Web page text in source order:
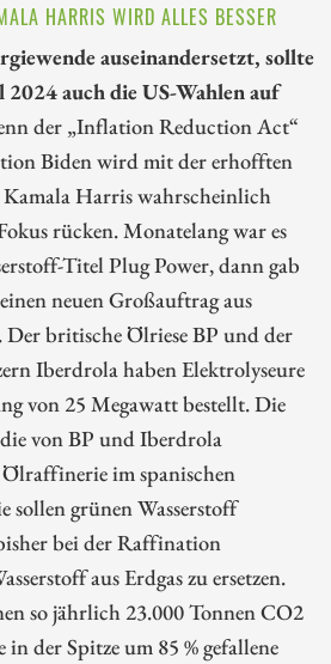
HARRIS WIRD ALLES BESSER
auseinandersetzt, sollte
auch die US-Wahlen auf
der „Inflation Reduction Act“
Biden wird mit der erhofften
Harris wahrscheinlich
rücken. Monatelang war es
Titel Plug Power, dann gab
neuen Großauftrag aus
Der britische Ölriese BP und der
Iberdrola haben Elektrolyseure
von 25 Megawatt bestellt. Die
von BP und Iberdrola
Ölraffinerie im spanischen
sollen grünen Wasserstoff
bei der Raffination
aus Erdgas zu ersetzen.
so jährlich 23.000 Tonnen CO2
der Spitze um 85 % gefallene